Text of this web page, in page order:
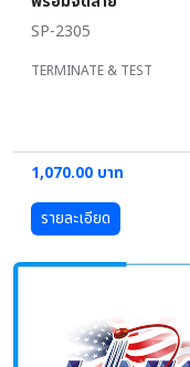
SP-2305
TERMINATE & TEST
1,070.00 บาท
รายละเอียด